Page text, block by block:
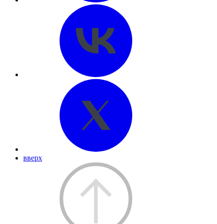
вверх